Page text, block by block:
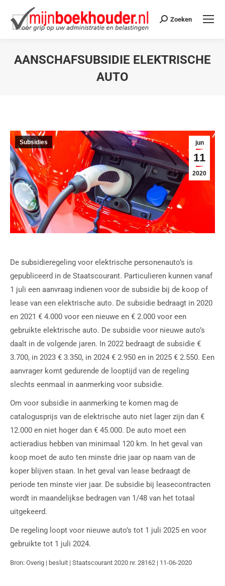
Zoeken
AANSCHAFSUBSIDIE ELEKTRISCHE
AUTO
jun
11
2020
Subsidies
De subsidieregeling voor elektrische personenauto’s is
gepubliceerd in de Staatscourant. Particulieren kunnen vanaf
1 juli een aanvraag indienen voor de subsidie bij de koop of
lease van een elektrische auto. De subsidie bedraagt in 2020
en 2021 € 4.000 voor een nieuwe en € 2.000 voor een
gebruikte elektrische auto. De subsidie voor nieuwe auto’s
daalt in de volgende jaren. In 2022 bedraagt de subsidie €
3.700, in 2023 € 3.350, in 2024 € 2.950 en in 2025 € 2.550. Een
aanvrager komt gedurende de looptijd van de regeling
slechts eenmaal in aanmerking voor subsidie.
Om voor subsidie in aanmerking te komen mag de
catalogusprijs van de elektrische auto niet lager zijn dan €
12.000 en niet hoger dan € 45.000. De auto moet een
actieradius hebben van minimaal 120 km. In het geval van
koop moet de auto ten minste drie jaar op naam van de
koper blijven staan. In het geval van lease bedraagt de
periode ten minste vier jaar. De subsidie bij leasecontracten
wordt in maandelijkse bedragen van 1/48 van het totaal
uitgekeerd.
De regeling loopt voor nieuwe auto’s tot 1 juli 2025 en voor
gebruikte tot 1 juli 2024.
Bron: Overig | besluit | Staatscourant 2020 nr. 28162 | 11-06-2020